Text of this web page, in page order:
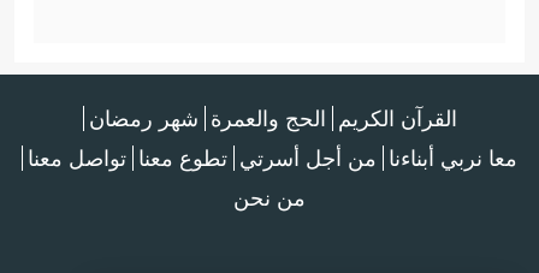
القرآن الكريم الحج والعمرة شهر رمضان
معا نربي أبناءنا من أجل أسرتي تطوع معنا تواصل معنا
من نحن